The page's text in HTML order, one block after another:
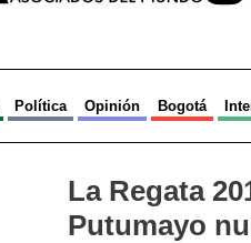
Política Opinión Bogotá
La Regata
Putumayo